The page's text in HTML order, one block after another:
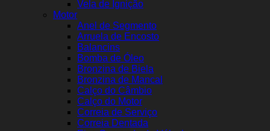
Vela de Ignição
Motor
Anel de Segmento
Arruela de Encosto
Balancins
Bomba de Óleo
Bronzina de Biela
Bronzina de Mancal
Calço do Câmbio
Calço do Motor
Correia de Serviço
Correia Dentada